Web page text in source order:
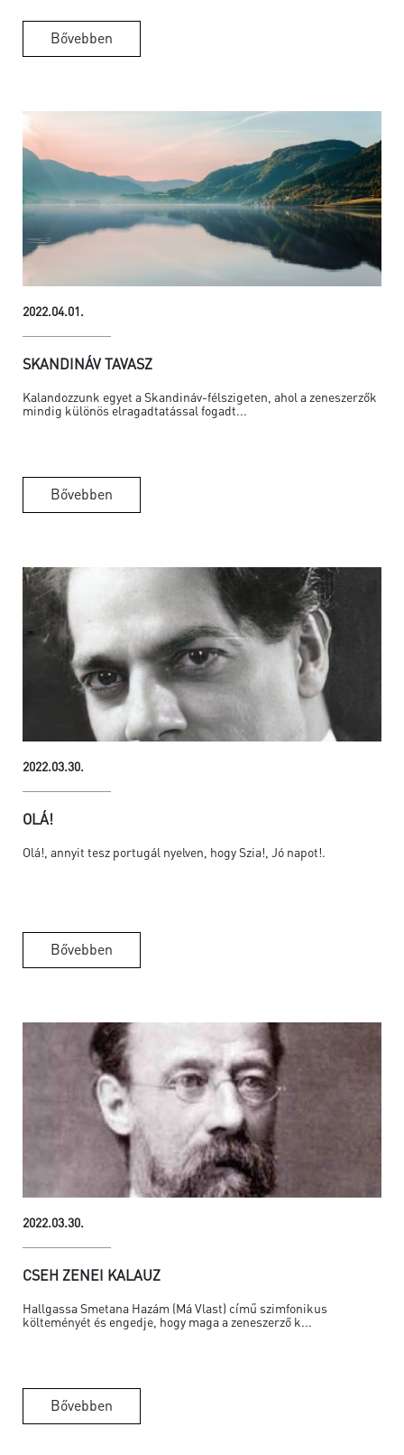
Bővebben
2022.04.01.
SKANDINÁV TAVASZ
Kalandozzunk egyet a Skandináv-félszigeten, ahol a zeneszerzők
mindig különös elragadtatással fogadt...
Bővebben
2022.03.30.
OLÁ!
Olá!, annyit tesz portugál nyelven, hogy Szia!, Jó napot!.
Bővebben
2022.03.30.
CSEH ZENEI KALAUZ
Hallgassa Smetana Hazám (Má Vlast) című szimfonikus
költeményét és engedje, hogy maga a zeneszerző k...
Bővebben